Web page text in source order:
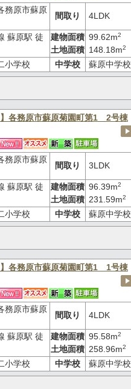
務原市蘇原
間取り 4LDK
蘇原駅 徒
建物面積
土地面積
99.62m2
148.18m2
小学校 中学校 蘇原中学校
】各務原市蘇原菊園町第1 2号棟
務原市蘇原
間取り 3LDK
蘇原駅 徒
建物面積
土地面積
96.39m2
231.59m2
小学校 中学校 蘇原中学校
】各務原市蘇原菊園町第1 1号棟
務原市蘇原
間取り 4LDK
蘇原駅 徒
建物面積
土地面積
95.58m2
258.96m2
小学校 中学校 蘇原中学校